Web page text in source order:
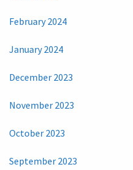
February 2024
January 2024
December 2023
November 2023
October 2023
September 2023